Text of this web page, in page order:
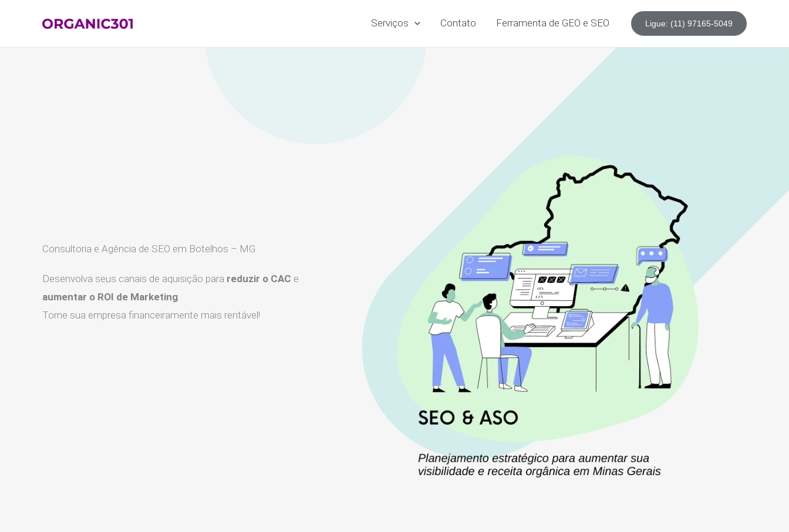
Serviços Contato Ferramenta de GEO e SEO Ligue: (11) 97165-5049
Consultoria e Agência de SEO em Botelhos – MG
Desenvolva seus canais de aquisição para reduzir o CAC e
aumentar o ROI de Marketing.
Torne sua empresa financeiramente mais rentável!